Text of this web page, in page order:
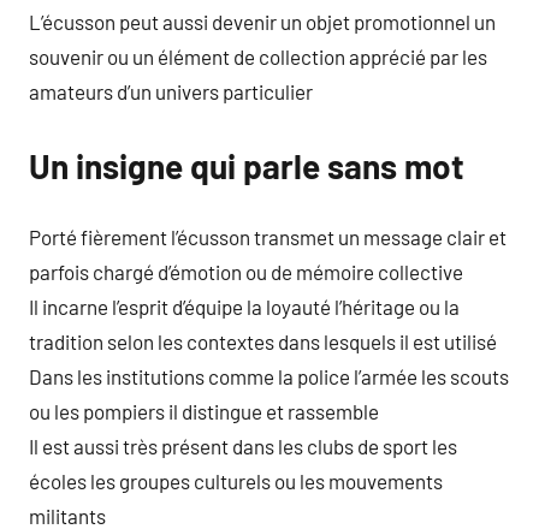
L’écusson peut aussi devenir un objet promotionnel un
souvenir ou un élément de collection apprécié par les
amateurs d’un univers particulier
Un insigne qui parle sans mot
Porté fièrement l’écusson transmet un message clair et
parfois chargé d’émotion ou de mémoire collective
Il incarne l’esprit d’équipe la loyauté l’héritage ou la
tradition selon les contextes dans lesquels il est utilisé
Dans les institutions comme la police l’armée les scouts
ou les pompiers il distingue et rassemble
Il est aussi très présent dans les clubs de sport les
écoles les groupes culturels ou les mouvements
militants